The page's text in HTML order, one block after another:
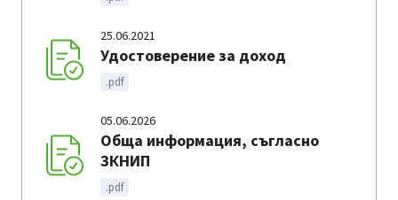
25.06.2021
Удостоверение за доход
.pdf
05.06.2026
Обща информация, съгласно
ЗКНИП
.pdf